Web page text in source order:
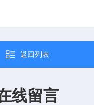
返回列表
线留言